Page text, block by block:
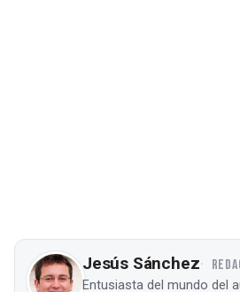
Jesús Sánchez
Entusiasta del mundo del